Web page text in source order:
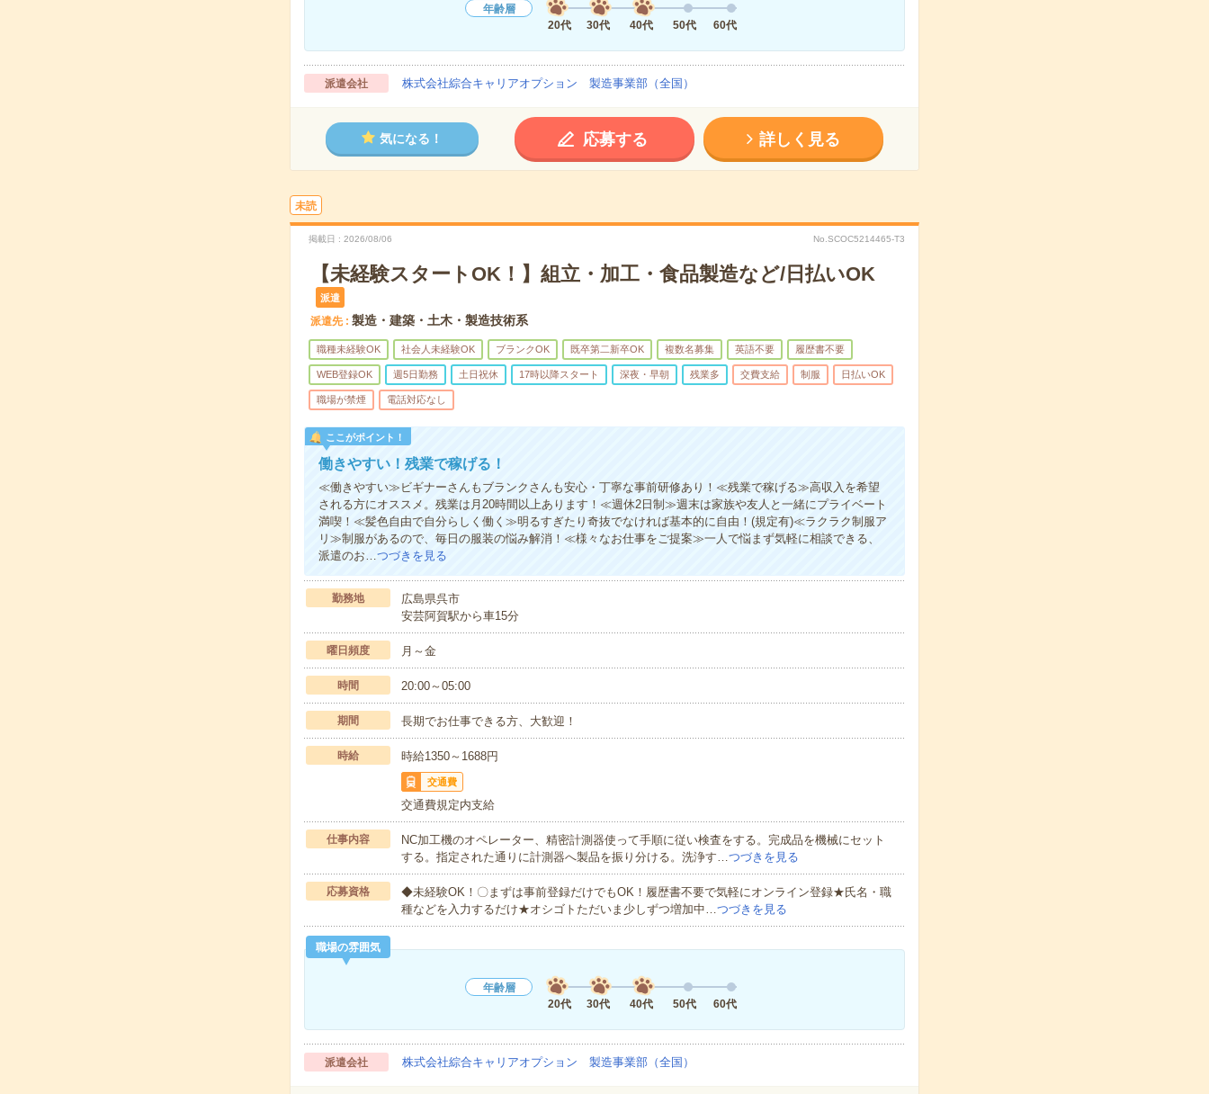
年齢層
20代
30代 40代 50代 60代
派遣会社 株式会社綜合キャリアオプション 製造事業部（全国）
気になる！ 応募する 詳しく見る
未読
掲載日 2026/08/06 No.SCOC5214465-T3
【未経験スタートOK！】組立・加工・食品製造など/日払いOK
派遣
派遣先 製造・建築・土木・製造技術系
職種未経験OK 社会人未経験OK ブランクOK 既卒第二新卒OK 複数名募集 英語不要 履歴書不要
WEB登録OK 週5日勤務 土日祝休 17時以降スタート 深夜・早朝 残業多 交費支給 制服 日払いOK
職場が禁煙 電話対応なし
ここがポイント！
働きやすい！残業で稼げる！
≪働きやすい≫ビギナーさんもブランクさんも安心・丁寧な事前研修あり！≪残業で稼げる≫高収入を希望
される方にオススメ。残業は月20時間以上あります！≪週休2日制≫週末は家族や友人と一緒にプライベート
満喫！≪髪色自由で自分らしく働く≫明るすぎたり奇抜でなければ基本的に自由！(規定有)≪ラクラク制服ア
リ≫制服があるので、毎日の服装の悩み解消！≪様々なお仕事をご提案≫一人で悩まず気軽に相談できる、
派遣のお…つづきを見る
勤務地
広島県呉市
安芸阿賀駅から車15分
曜日頻度 月～金
時間 20:00～05:00
期間 長期でお仕事できる方、大歓迎！
時給 時給1350～1688円
交通費
交通費規定内支給
仕事内容
NC加工機のオペレーター、精密計測器使って手順に従い検査をする。完成品を機械にセット
する。指定された通りに計測器へ製品を振り分ける。洗浄す…つづきを見る
応募資格
◆未経験OK！〇まずは事前登録だけでもOK！履歴書不要で気軽にオンライン登録★氏名・職
種などを入力するだけ★オシゴトただいま少しずつ増加中…つづきを見る
職場の雰囲気
年齢層
20代
30代 40代 50代 60代
派遣会社 株式会社綜合キャリアオプション 製造事業部（全国）